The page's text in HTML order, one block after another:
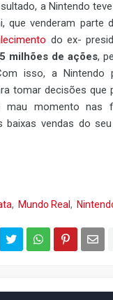
a Nintendo
que venderam parte
do ex-
milhões de ações,
isso, a Nintendo
tomar decisões que
mau momento nas
baixas vendas do
Mundo Real